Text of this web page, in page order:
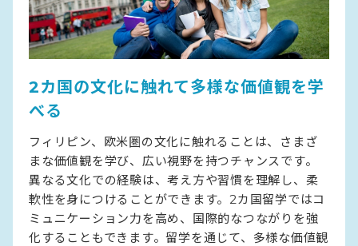
2カ国の文化に触れて多様な価値観を学
べる
フィリピン、欧米圏の文化に触れることは、さまざ
まな価値観を学び、広い視野を持つチャンスです。
異なる文化での経験は、考え方や習慣を理解し、柔
軟性を身につけることができます。2カ国留学ではコ
ミュニケーション力を高め、国際的なつながりを強
化することもできます。留学を通じて、多様な価値観